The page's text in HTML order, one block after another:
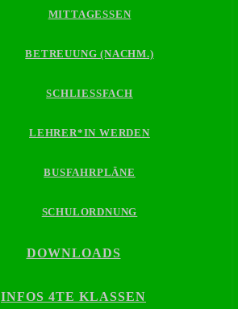
MITTAGESSEN
BETREUUNG (NACHM.)
SCHLIESSFACH
LEHRER*IN WERDEN
BUSFAHRPLÄNE
SCHULORDNUNG
DOWNLOADS
INFOS 4TE KLASSEN